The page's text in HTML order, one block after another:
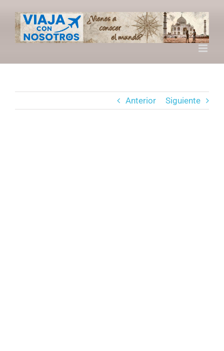
contenido
Anterior Siguiente